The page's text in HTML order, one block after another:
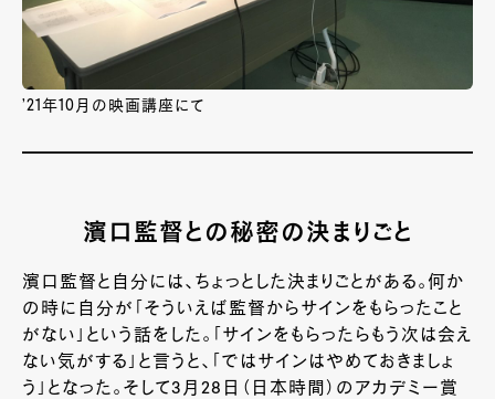
’21年10月の映画講座にて
濱口監督との秘密の決まりごと
濱口監督と自分には、ちょっとした決まりごとがある。何か
の時に自分が「そういえば監督からサインをもらったこと
がない」という話をした。「サインをもらったらもう次は会え
ない気がする」と言うと、「ではサインはやめておきましょ
う」となった。そして3 月 28 日（日本時間）のアカデミー賞